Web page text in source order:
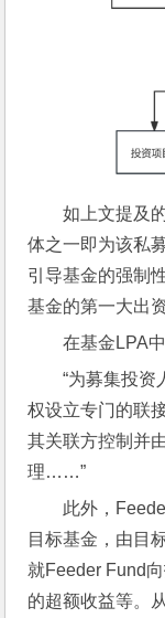
如上文提及
体之一即为该私
引导基金的强制
基金的第一大出
在基金LPA
“为募集投资
权设立专门的联
其关联方控制并
理……”
此外，
目标基金，由目
就Feeder Fund
的超额收益等。